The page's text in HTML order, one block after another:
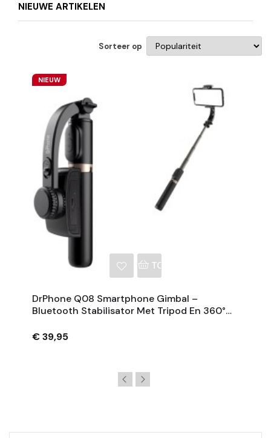
NIEUWE ARTIKELEN
Sorteer op
NIEUW
TOEVOEGEN AAN
DrPhone Q08 Smartphone Gimbal –
Bluetooth Stabilisator Met Tripod En 360°
€ 39,95